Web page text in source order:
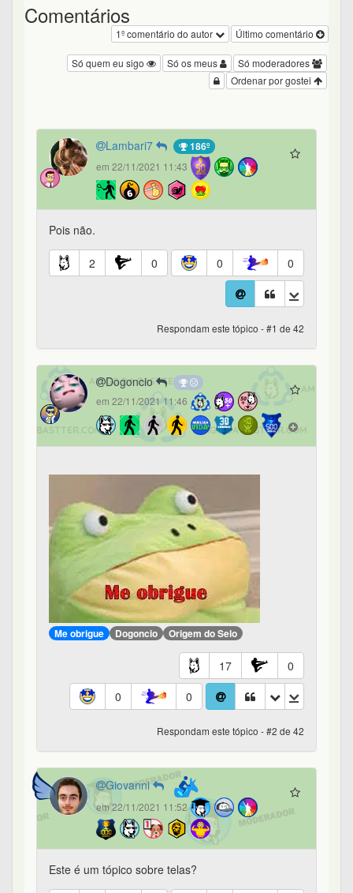
Comentários
Último comentário
1º comentário do autor
Só moderadores
Só os meus
Só quem eu sigo
Ordenar por gostei
Lambari7 186º
em 22/11/2021 11:43
Pois não.
2 0 0 0
Respondam este tópico - #1 de 42
Dogoncio
em 22/11/2021 11:46
Me obrigue Dogoncio Origem do Selo
17
0
0
0
Respondam este tópico - #2 de 42
Giovanni
em 22/11/2021 11:52
Este é um tópico sobre telas?